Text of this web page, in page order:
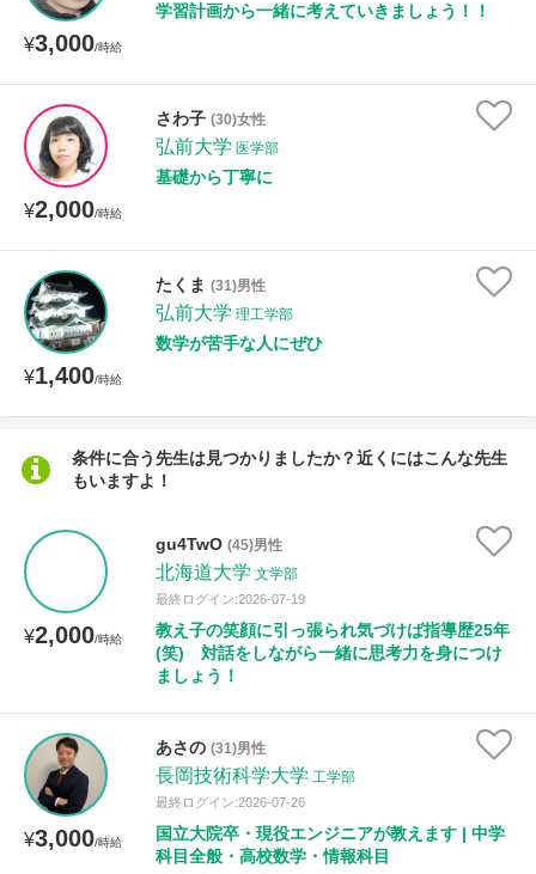
¥3,000/時給
学習計画から一緒に考えていきましょう！！
¥2,000/時給
さわ子 (30)女性
弘前大学 医学部
基礎から丁寧に
¥1,400/時給
たくま (31)男性
弘前大学 理工学部
数学が苦手な人にぜひ
条件に合う先生は見つかりましたか？近くにはこんな先生
もいますよ！
¥2,000/時給
gu4TwO (45)男性
北海道大学 文学部
最終ログイン:2026-07-19
教え子の笑顔に引っ張られ気づけば指導歴25年
(笑) 対話をしながら一緒に思考力を身につけ
ましょう！
¥3,000/時給
あさの (31)男性
長岡技術科学大学 工学部
最終ログイン:2026-07-26
国立大院卒・現役エンジニアが教えます | 中学
科目全般・高校数学・情報科目
性別